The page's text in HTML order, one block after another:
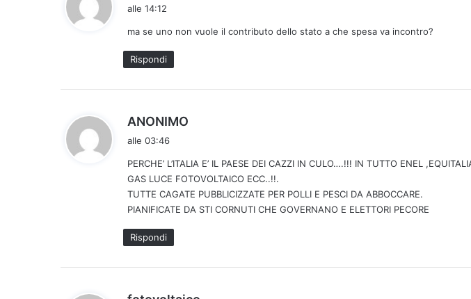
e
t
t
alle 14:12
ma se uno non vuole il contributo dello stato a che spesa va incontro?
Rispondi
ANONIMO
e
t
t
o
alle 03:46
PERCHE’ L’ITALIA E’ IL PAESE DEI CAZZI IN CULO….!!! IN TUTTO ENEL
GAS LUCE FOTOVOLTAICO ECC..!!.
TUTTE CAGATE PUBBLICIZZATE PER POLLI E PESCI DA ABBOCCARE.
PIANIFICATE DA STI CORNUTI CHE GOVERNANO E ELETTORI PECORE
Rispondi